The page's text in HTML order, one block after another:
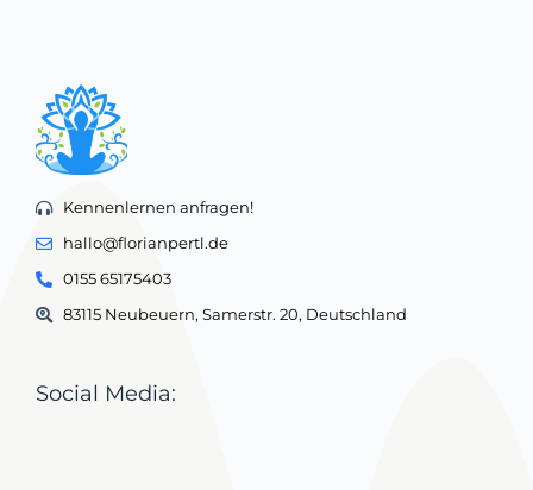
Kennenlernen anfragen!
hallo@florianpertl.de
0155 65175403
83115 Neubeuern, Samerstr. 20, Deutschland
Social Media: